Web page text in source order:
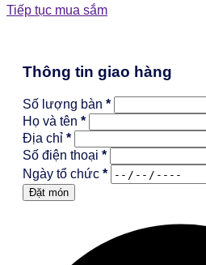
Tiếp tục mua sắm
Thông tin giao hàng
Số lượng bàn *
Họ và tên *
Địa chỉ *
Số điện thoại *
Ngày tổ chức *
Đặt món